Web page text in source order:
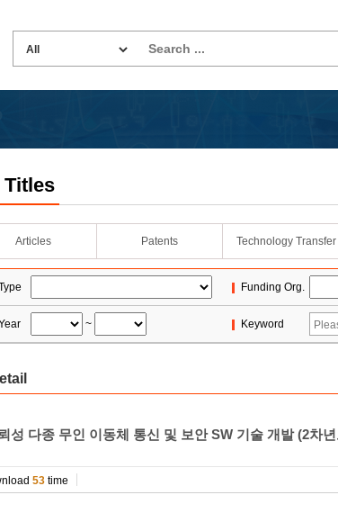
Titles
Articles Patents Technology Transfer
Funding Org.
~ Keyword
성 다종 무인 이동체 통신 및 보안 SW 기술 개발 (2차
53 time